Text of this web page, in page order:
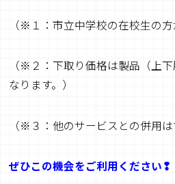
（※１：市立中学校の在校生の方
（※２：下取り価格は製品（上
なります。）
（※３：他のサービスとの併用は
ぜひこの機会をご利用くださ